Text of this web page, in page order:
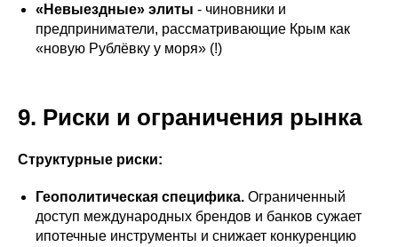
«Невыездные» элиты - чиновники и
предприниматели, рассматривающие Крым как
«новую Рублёвку у моря» (!)
9. Риски и ограничения рынка
Структурные риски:
Геополитическая специфика. Ограниченный
доступ международных брендов и банков сужает
ипотечные инструменты и снижает конкуренцию